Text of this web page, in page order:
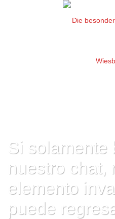
Si solamente
nuestro chat,
elemento
puede